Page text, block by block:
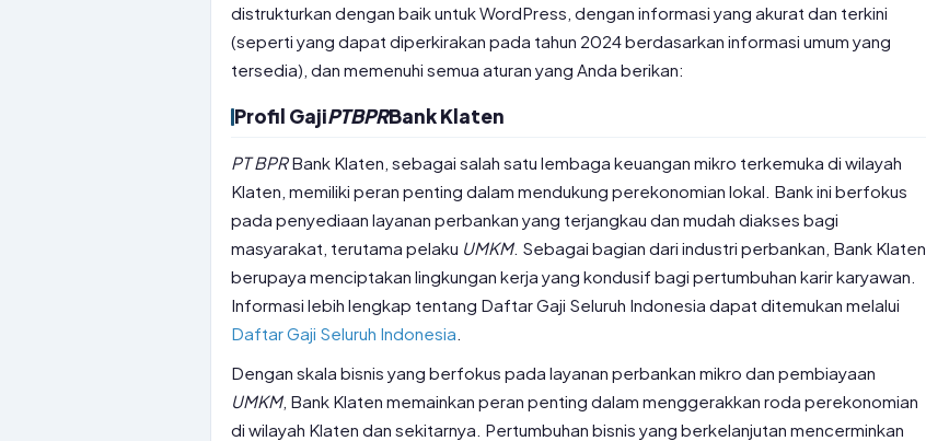
distrukturkan dengan baik untuk WordPress, dengan informasi yang akurat dan terkini
(seperti yang dapat diperkirakan pada tahun 2024 berdasarkan informasi umum yang
tersedia), dan memenuhi semua aturan yang Anda berikan:
Profil GajiPTBPRBank Klaten
PT BPRBank Klaten, sebagai salah satu lembaga keuangan mikro terkemuka di wilayah
Klaten, memiliki peran penting dalam mendukung perekonomian lokal. Bank ini berfokus
pada penyediaan layanan perbankan yang terjangkau dan mudah diakses bagi
masyarakat, terutama pelaku UMKM. Sebagai bagian dari industri perbankan, Bank Klaten
berupaya menciptakan lingkungan kerja yang kondusif bagi pertumbuhan karir karyawan.
Informasi lebih lengkap tentang Daftar Gaji Seluruh Indonesia dapat ditemukan melalui
Daftar Gaji Seluruh Indonesia
Dengan skala bisnis yang berfokus pada layanan perbankan mikro dan pembiayaan
UMKM, Bank Klaten memainkan peran penting dalam menggerakkan roda perekonomian
di wilayah Klaten dan sekitarnya. Pertumbuhan bisnis yang berkelanjutan mencerminkan